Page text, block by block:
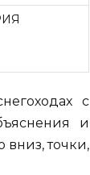
с
и
вниз, точки,